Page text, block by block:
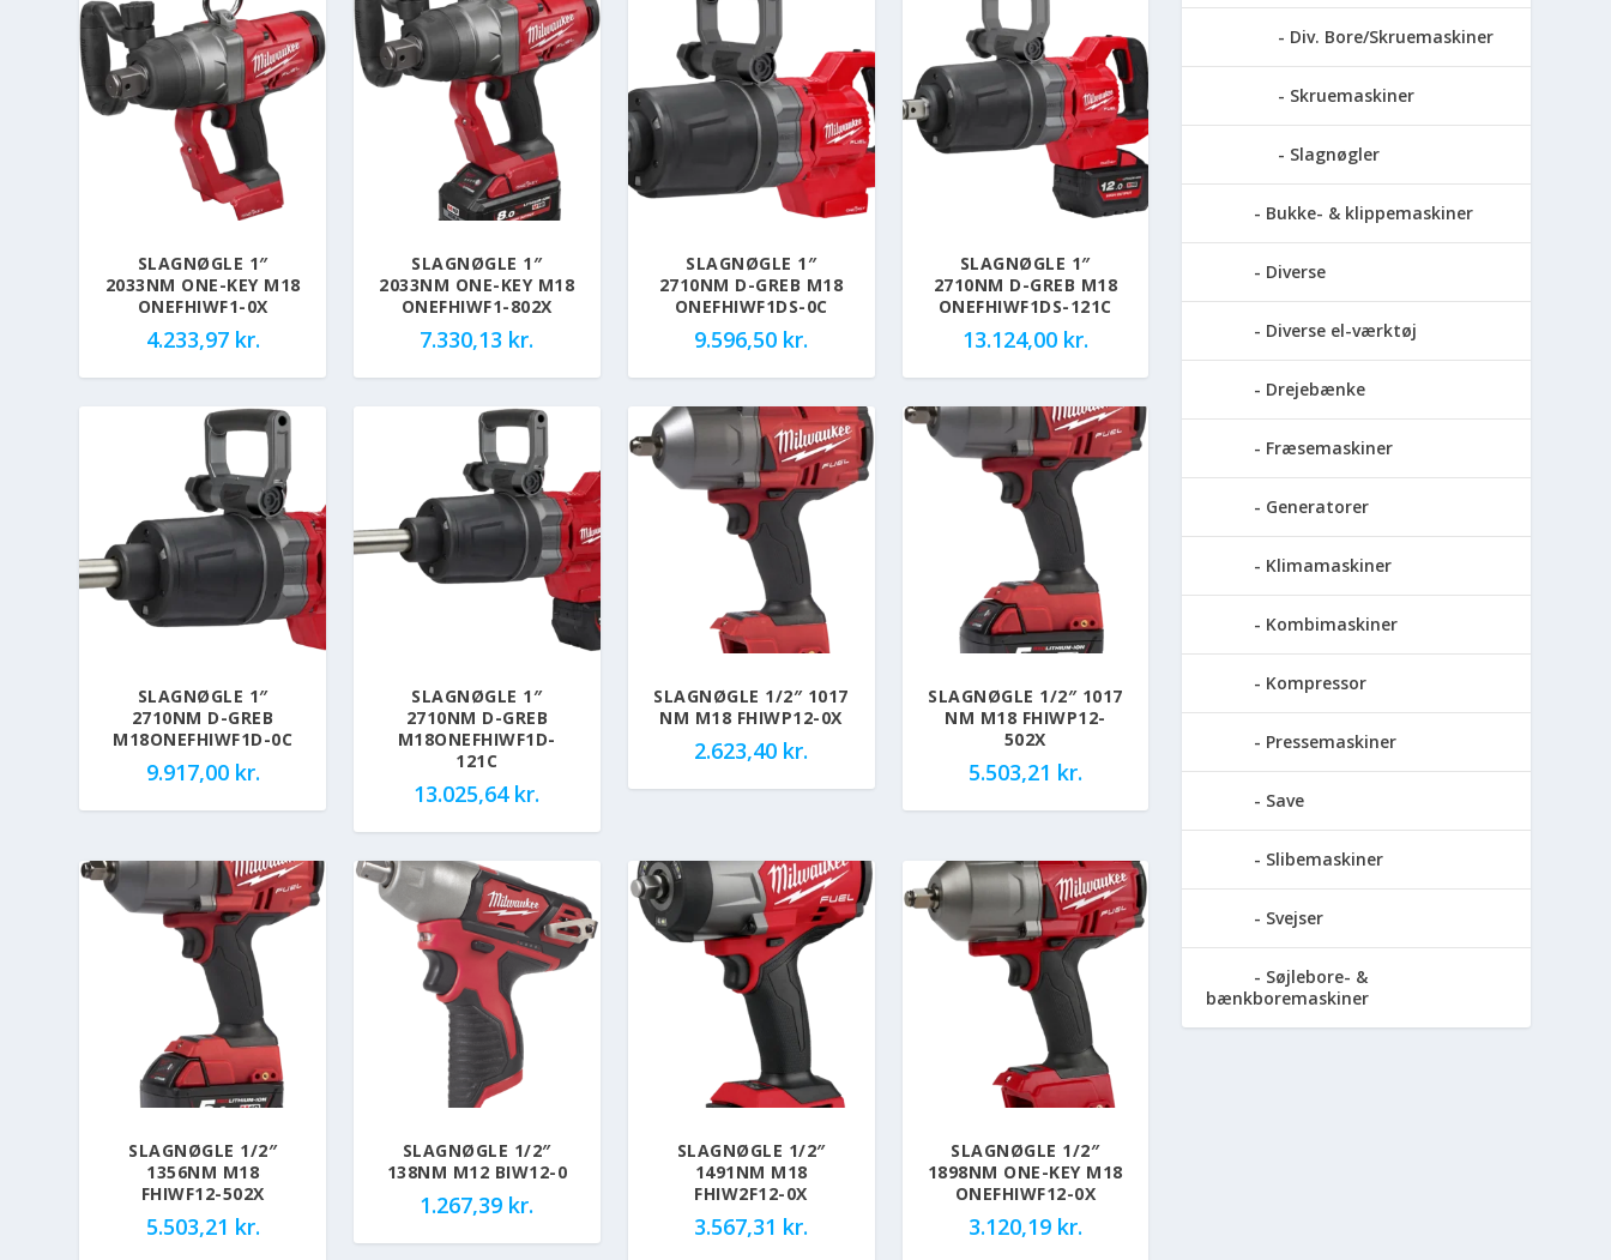
SLAGNØGLE 1″
2033NM ONE-KEY M18
ONEFHIWF1-0X
4.233,97 kr.
SLAGNØGLE 1″
2033NM ONE-KEY M18
ONEFHIWF1-802X
7.330,13 kr.
SLAGNØGLE 1″
2710NM D-GREB M18
ONEFHIWF1DS-0C
9.596,50 kr.
SLAGNØGLE 1″
2710NM D-GREB M18
ONEFHIWF1DS-121C
13.124,00 kr.
SLAGNØGLE 1″
2710NM D-GREB
M18ONEFHIWF1D-0C
9.917,00 kr.
SLAGNØGLE 1″
2710NM D-GREB
M18ONEFHIWF1D-
121C
13.025,64 kr.
SLAGNØGLE 1/2″ 1017
NM M18 FHIWP12-0X
2.623,40 kr.
SLAGNØGLE 1/2″ 1017
NM M18 FHIWP12-
502X
5.503,21 kr.
SLAGNØGLE 1/2″
1356NM M18
FHIWF12-502X
5.503,21 kr.
SLAGNØGLE 1/2″
138NM M12 BIW12-0
1.267,39 kr.
SLAGNØGLE 1/2″
1491NM M18
FHIW2F12-0X
3.567,31 kr.
SLAGNØGLE 1/2″
1898NM ONE-KEY M18
ONEFHIWF12-0X
3.120,19 kr.
Div. Bore/Skruemaskiner
Skruemaskiner
Slagnøgler
Bukke- & klippemaskiner
Diverse
Diverse el-værktøj
Drejebænke
Fræsemaskiner
Generatorer
Klimamaskiner
Kombimaskiner
Kompressor
Pressemaskiner
Save
Slibemaskiner
Svejser
Søjlebore- &
bænkboremaskiner